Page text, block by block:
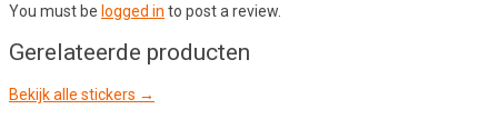
You must be logged in to post a review.
Gerelateerde producten
Bekijk alle stickers →